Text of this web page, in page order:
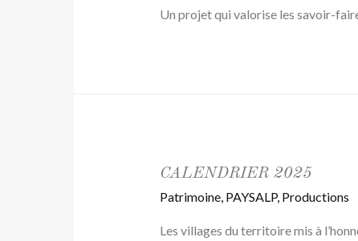
Un projet qui valorise les savoir-
CALENDRIER 2025
Patrimoine, PAYSALP, Productions
Les villages du territoire mis à